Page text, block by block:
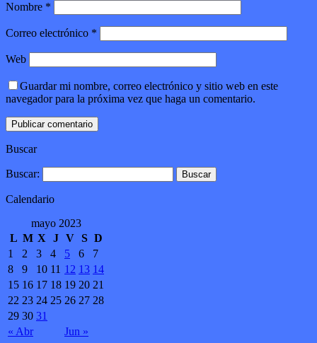
Nombre *
Correo electrónico *
Web
Guardar mi nombre, correo electrónico y sitio web en este
navegador para la próxima vez que haga un comentario.
Buscar
Buscar:
Calendario
mayo 2023
L M X J V S D
« Abr Jun »
1 2 3 4 5 6
7
8
9 10 11 12 13 14
15 16 17 18 19 20 21
22 23 24 25 26 27 28
29 30 31